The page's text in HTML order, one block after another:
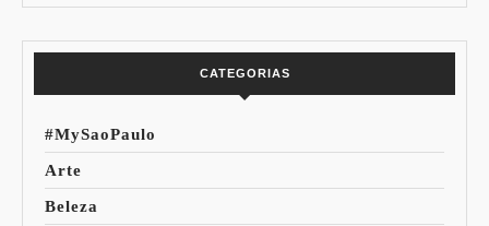
CATEGORIAS
#MySaoPaulo
Arte
Beleza